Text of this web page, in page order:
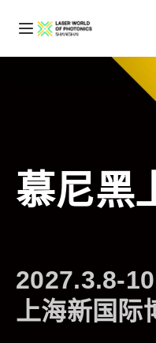
慕尼黑
2027.3.8-10
上海新国际